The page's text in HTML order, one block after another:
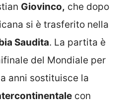
Giovinco, che dopo
si è trasferito nella
Saudita. La partita è
del Mondiale per
anni sostituisce la
con